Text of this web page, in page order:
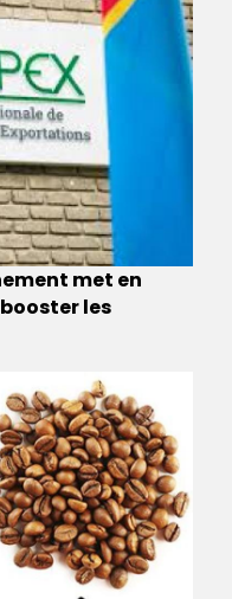
met en
les